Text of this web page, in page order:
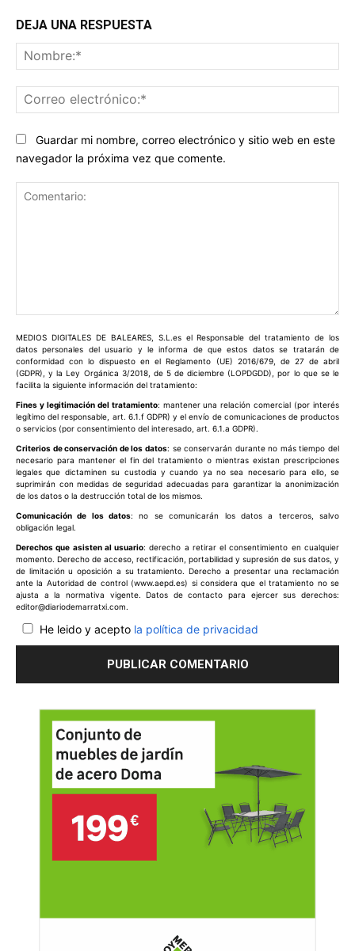
DEJA UNA RESPUESTA
Guardar mi nombre, correo electrónico y sitio web en este
navegador la próxima vez que comente.
MEDIOS DIGITALES DE BALEARES, S.L.es el Responsable del tratamiento de los
datos personales del usuario y le informa de que estos datos se tratarán de
conformidad con lo dispuesto en el Reglamento (UE) 2016/679, de 27 de abril
(GDPR), y la Ley Orgánica 3/2018, de 5 de diciembre (LOPDGDD), por lo que se le
facilita la siguiente información del tratamiento:
Fines y legitimación del tratamiento: mantener una relación comercial (por interés
legítimo del responsable, art. 6.1.f GDPR) y el envío de comunicaciones de productos
o servicios (por consentimiento del interesado, art. 6.1.a GDPR).
Criterios de conservación de los datos: se conservarán durante no más tiempo del
necesario para mantener el fin del tratamiento o mientras existan prescripciones
legales que dictaminen su custodia y cuando ya no sea necesario para ello, se
suprimirán con medidas de seguridad adecuadas para garantizar la anonimización
de los datos o la destrucción total de los mismos.
Comunicación de los datos: no se comunicarán los datos a terceros, salvo
obligación legal.
Derechos que asisten al usuario: derecho a retirar el consentimiento en cualquier
momento. Derecho de acceso, rectificación, portabilidad y supresión de sus datos, y
de limitación u oposición a su tratamiento. Derecho a presentar una reclamación
ante la Autoridad de control (www.aepd.es) si considera que el tratamiento no se
ajusta a la normativa vigente. Datos de contacto para ejercer sus derechos:
editor@diariodemarratxi.com.
He leido y acepto la política de privacidad